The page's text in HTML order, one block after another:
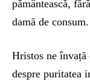
pământească,
damă de consum.
Hristos ne învață
despre puritatea